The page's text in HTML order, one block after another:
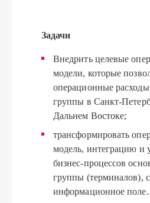
Задачи
Внедрить целевые
модели, которые
операционные
группы в Санкт-
Дальнем Востоке;
трансформировать
модель, интеграцию и
бизнес-процессов
группы (терминалов),
информационное поле.